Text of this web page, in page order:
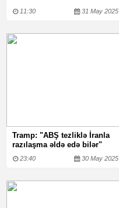
11:30 31 May 2025
Tramp: "ABŞ tezliklə İranla
razılaşma əldə edə bilər"
23:40 30 May 2025